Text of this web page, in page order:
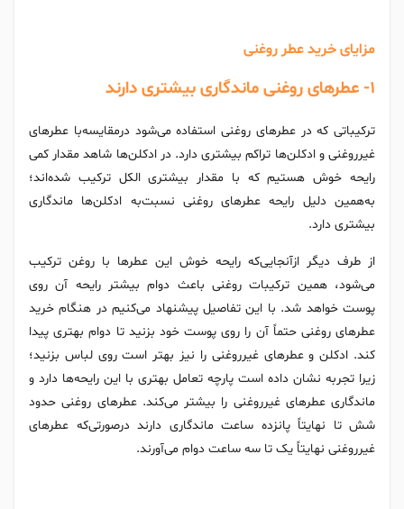
مزایای خرید عطر روغنی
۱- عطرهای روغنی ماندگاری بیشتری دارند
ترکیباتی که در عطرهای روغنی استفاده می‌شود درمقایسه‌با عطرهای
غیرروغنی و ادکلن‌ها تراکم بیشتری دارد. در ادکلن‌ها شاهد مقدار کمی
رایحه خوش‌ هستیم که با مقدار بیشتری الکل ترکیب شده‌اند؛
به‌همین دلیل رایحه‌ عطرهای روغنی نسبت‌به ادکلن‌ها ماندگاری
بیشتری دارد.
از طرف دیگر ازآنجایی‌که رایحه خوش این عطرها با روغن ترکیب
می‌شود، همین ترکیبات روغنی باعث دوام بیشتر رایحه آن روی
پوست خواهد شد. با این تفاصیل پیشنهاد می‌کنیم در هنگام خرید
عطرهای روغنی حتماً آن را روی پوست خود بزنید تا دوام بهتری پیدا
کند. ادکلن و عطرهای غیرروغنی را نیز بهتر است روی لباس بزنید؛‌
زیرا تجربه نشان داده است پارچه تعامل بهتری با این رایحه‌ها دارد و
ماندگاری عطرهای غیرروغنی را بیشتر می‌کند. عطرهای روغنی حدود
شش تا نهایتاً پانزده ساعت ماندگاری دارند در‌صورتی‌که عطرهای
غیرروغنی نهایتاً یک تا سه ساعت دوام می‌آورند.